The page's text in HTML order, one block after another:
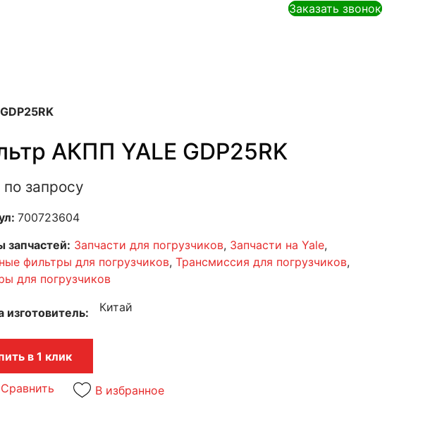
Заказать звонок
АКПП YALE GDP25RK
запросу
700723604
запчастей: Запчасти для погрузчиков, Запчасти на Yale,
фильтры для погрузчиков, Трансмиссия для погрузчиков,
для погрузчиков
изготовитель Китай
в 1 клик
В избранное